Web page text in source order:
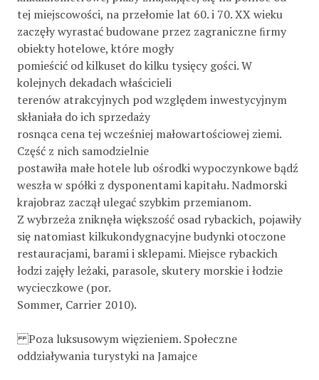
tej miejscowości, na przełomie lat 60. i 70. XX wieku
zaczęły wyrastać budowane przez zagraniczne ﬁrmy
obiekty hotelowe, które mogły
pomieścić od kilkuset do kilku tysięcy gości. W
kolejnych dekadach właścicieli
terenów atrakcyjnych pod względem inwestycyjnym
skłaniała do ich sprzedaży
rosnąca cena tej wcześniej małowartościowej ziemi.
Część z nich samodzielnie
postawiła małe hotele lub ośrodki wypoczynkowe bądź
weszła w spółki z dysponentami kapitału. Nadmorski
krajobraz zaczął ulegać szybkim przemianom.
Z wybrzeża zniknęła większość osad rybackich, pojawiły
się natomiast kilkukondygnacyjne budynki otoczone
restauracjami, barami i sklepami. Miejsce rybackich
łodzi zajęły leżaki, parasole, skutery morskie i łodzie
wycieczkowe (por.
Sommer, Carrier 2010).
Poza luksusowym więzieniem. Społeczne
oddziaływania turystyki na Jamajce